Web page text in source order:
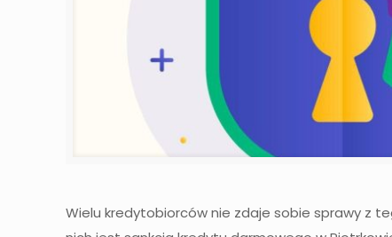
Wielu kredytobiorców nie zdaje sobie sprawy z